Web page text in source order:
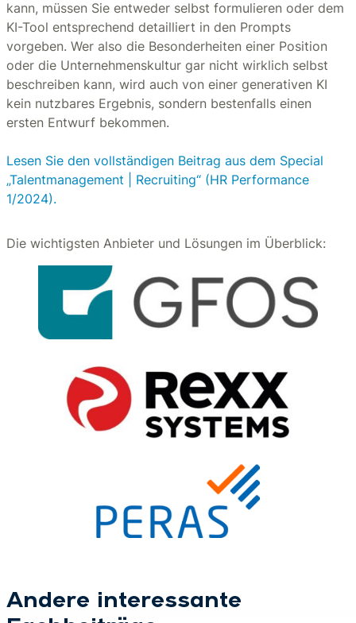
kann, müssen Sie entweder selbst formulieren oder dem
KI-Tool entsprechend detailliert in den Prompts
vorgeben. Wer also die Besonderheiten einer Position
oder die Unternehmenskultur gar nicht wirklich selbst
beschreiben kann, wird auch von einer generativen KI
kein nutzbares Ergebnis, sondern bestenfalls einen
ersten Entwurf bekommen.
Lesen Sie den vollständigen Beitrag aus dem Special
„Talentmanagement | Recruiting“ (HR Performance
1/2024).
Die wichtigsten Anbieter und Lösungen im Überblick:
Andere interessante